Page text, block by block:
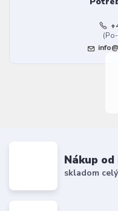
Nákup
skladom